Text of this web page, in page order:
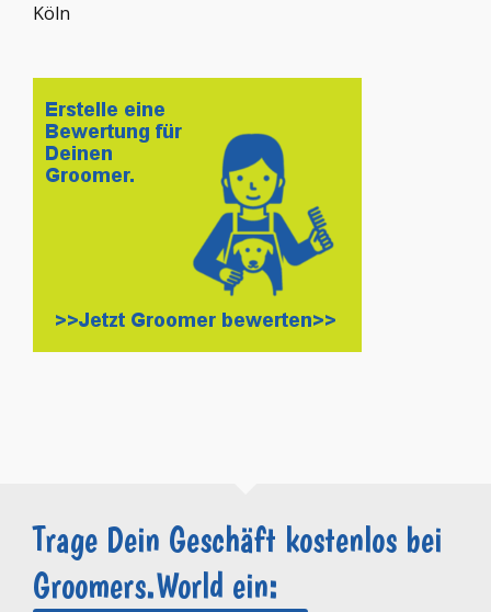
Köln
Trage Dein Geschäft kostenlos bei
Groomers.World ein: